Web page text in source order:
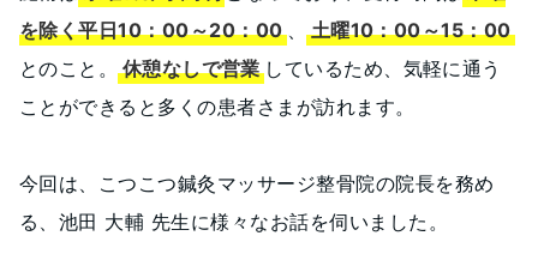
を除く平日10：00～20：00、土曜10：00～15：00
とのこと。休憩なしで営業 しているため、気軽に通う
ことができると多くの患者さまが訪れます。
今回は、こつこつ鍼灸マッサージ整骨院の院長を務め
る、池田 大輔 先生に様々なお話を伺いました。